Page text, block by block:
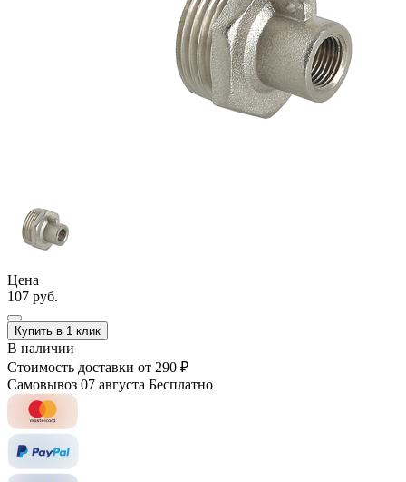
Цена
107 руб.
Купить в 1 клик
В наличии
Стоимость доставки от 290 ₽
Самовывоз 07 августа Бесплатно